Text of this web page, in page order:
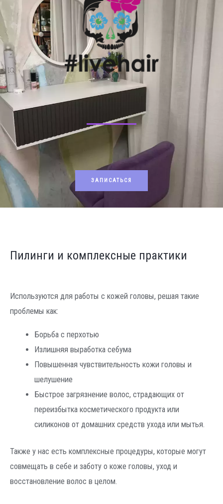
ЗАПИСАТЬСЯ
Пилинги и комплексные практики
Используются для работы с кожей головы, решая такие
проблемы как:
Борьба с перхотью
Излишняя выработка себума
Повышенная чувствительность кожи головы и
шелушение
Быстрое загрязнение волос, страдающих от
переизбытка косметического продукта или
силиконов от домашних средств ухода или мытья.
Также у нас есть комплексные процедуры, которые могут
совмещать в себе и заботу о коже головы, уход и
восстановление волос в целом.